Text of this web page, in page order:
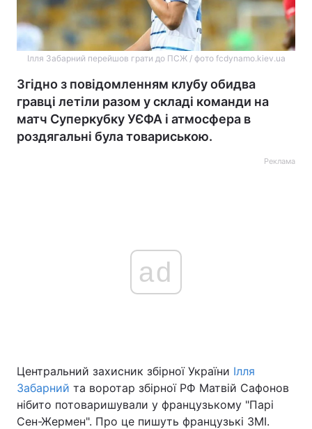
Ілля Забарний перейшов грати до ПСЖ / фото fcdynamo.kiev.ua
Згідно з повідомленням клубу обидва
гравці летіли разом у складі команди на
матч Суперкубку УЄФА і атмосфера в
роздягальні була товариською.
Реклама
ad
Центральний захисник збірної України Ілля
Забарний та воротар збірної РФ Матвій Сафонов
нібито потоваришували у французькому "Парі
Сен-Жермен". Про це пишуть французькі ЗМІ.